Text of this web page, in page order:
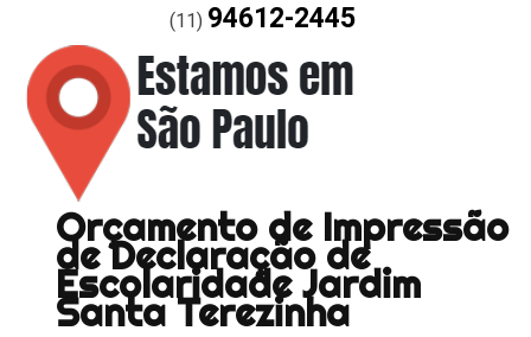
(11) 94612-2445
Orçamento de Impressão
de Declaração de
Escolaridade Jardim
Santa Terezinha